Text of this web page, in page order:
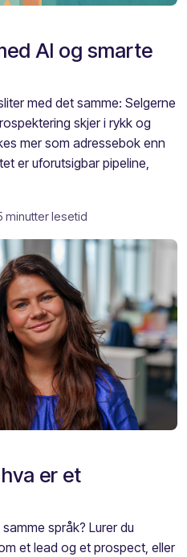
AI og smarte
med det samme: Selgerne
skjer i rykk og
mer som adressebok enn
er uforutsigbar pipeline,
5 minutter lesetid
er et
språk? Lurer du
et lead og et prospect, eller